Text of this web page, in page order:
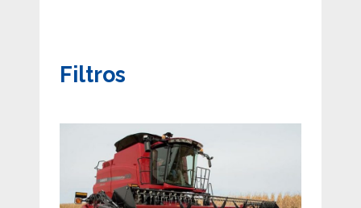
Filtros